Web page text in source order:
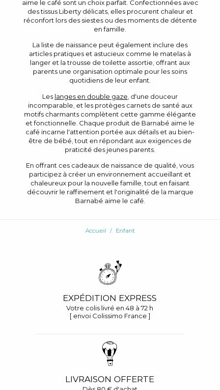
aime le café sont un choix parfait. Confectionnées avec
des tissus Liberty délicats, elles procurent chaleur et
réconfort lors des siestes ou des moments de détente
en famille.
La liste de naissance peut également inclure des
articles pratiques et astucieux comme le matelas à
langer et la trousse de toilette assortie, offrant aux
parents une organisation optimale pour les soins
quotidiens de leur enfant.
Les langes en double gaze , d'une douceur
incomparable, et les protèges carnets de santé aux
motifs charmants complètent cette gamme élégante
et fonctionnelle. Chaque produit de Barnabé aime le
café incarne l'attention portée aux détails et au bien-
être de bébé, tout en répondant aux exigences de
praticité des jeunes parents.
En offrant ces cadeaux de naissance de qualité, vous
participez à créer un environnement accueillant et
chaleureux pour la nouvelle famille, tout en faisant
découvrir le raffinement et l'originalité de la marque
Barnabé aime le café.
Accueil Enfant
EXPÉDITION EXPRESS
Votre colis livré en 48 à 72 h
[ envoi Colissimo France ]
LIVRAISON OFFERTE